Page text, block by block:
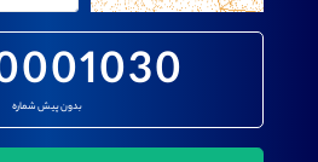
بدون پیش شماره